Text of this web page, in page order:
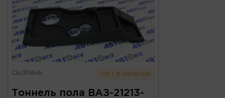
СЫЗРАНЬ Нет в наличии
Тоннель пола ВАЗ-21213-